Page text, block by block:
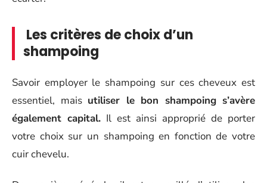
Les critères de choix d’un
shampoing
Savoir employer le shampoing sur ces cheveux est
essentiel, mais utiliser le bon shampoing s’avère
également capital. Il est ainsi approprié de porter
votre choix sur un shampoing en fonction de votre
cuir chevelu.